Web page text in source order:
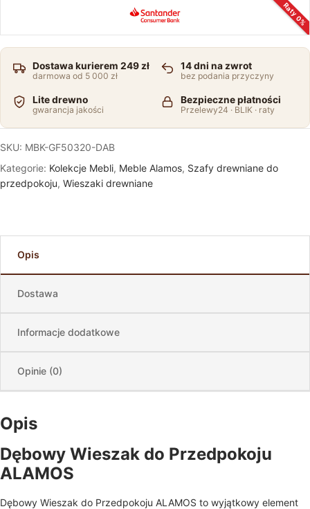
Raty 0%
Dostawa kurierem 249 zł
darmowa od 5 000 zł
14 dni na zwrot
bez podania przyczyny
Lite drewno
gwarancja jakości
Bezpieczne płatności
Przelewy24 · BLIK · raty
SKU: MBK-GF50320-DAB
Kategorie: Kolekcje Mebli, Meble Alamos, Szafy drewniane do
przedpokoju, Wieszaki drewniane
Opis
Dostawa
Informacje dodatkowe
Opinie (0)
Opis
Dębowy Wieszak do Przedpokoju
ALAMOS
Dębowy Wieszak do Przedpokoju ALAMOS to wyjątkowy element